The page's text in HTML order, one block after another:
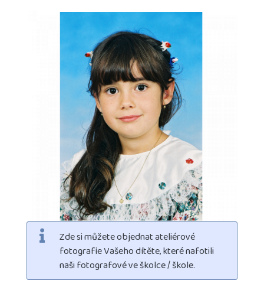
Zde si můžete objednat ateliérové
fotografie Vašeho dítěte, které nafotili
naši fotografové ve školce / škole.